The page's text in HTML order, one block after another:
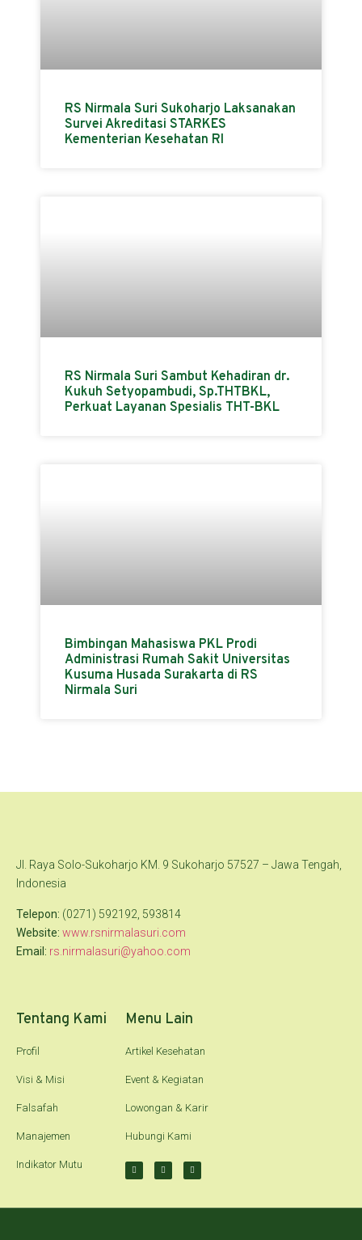
RS Nirmala Suri Sukoharjo Laksanakan
Survei Akreditasi STARKES
Kementerian Kesehatan RI
RS Nirmala Suri Sambut Kehadiran dr.
Kukuh Setyopambudi, Sp.THTBKL,
Perkuat Layanan Spesialis THT-BKL
Bimbingan Mahasiswa PKL Prodi
Administrasi Rumah Sakit Universitas
Kusuma Husada Surakarta di RS
Nirmala Suri
Jl. Raya Solo-Sukoharjo KM. 9 Sukoharjo 57527 – Jawa Tengah,
Indonesia
Telepon: (0271) 592192, 593814
Website: www.rsnirmalasuri.com
Email: rs.nirmalasuri@yahoo.com
Tentang Kami
Profil
Visi & Misi
Falsafah
Manajemen
Indikator Mutu
Menu Lain
Artikel Kesehatan
Event & Kegiatan
Lowongan & Karir
Hubungi Kami